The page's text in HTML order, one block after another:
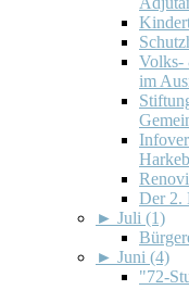
Volks-
im
Der 2.
► Juli (1)
► Juni (4)
"72-